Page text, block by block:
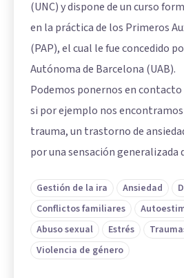
(UNC) y dispone de un curso
en la práctica de los Primeros
(PAP), el cual le fue concedido
Autónoma de Barcelona (UAB).
Podemos ponernos en
si por ejemplo nos
trauma, un trastorno de
por una sensación generalizada
Gestión de la ira Ansiedad
Conflictos familiares
Abuso sexual
Estrés
Violencia de género